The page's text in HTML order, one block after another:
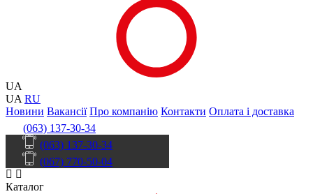
UA
UA RU
Новини Вакансії Про компанію Контакти Оплата і доставка
(063) 137-30-34
(063) 137-30-34
(067) 770-50-04
Каталог